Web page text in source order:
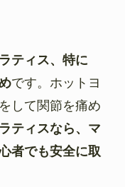
ティス、特に
です。ホットヨ
して関節を痛め
ティスなら、マ
者でも安全に取